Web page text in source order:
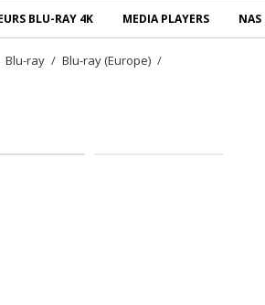
BLU-RAY 4K MEDIA PLAYERS NAS
Blu-ray Blu-ray (Europe)